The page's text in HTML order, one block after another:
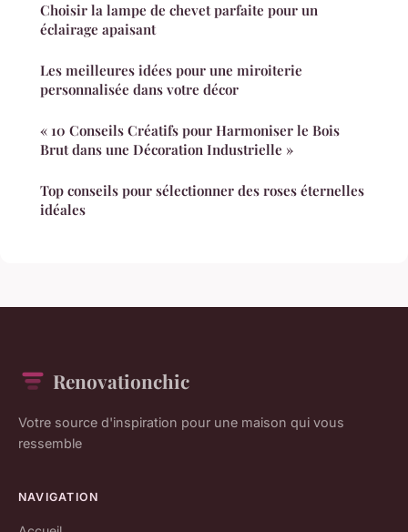
Choisir la lampe de chevet parfaite pour un
éclairage apaisant
Les meilleures idées pour une miroiterie
personnalisée dans votre décor
« 10 Conseils Créatifs pour Harmoniser le Bois
Brut dans une Décoration Industrielle »
Top conseils pour sélectionner des roses éternelles
idéales
Renovationchic
Votre source d'inspiration pour une maison qui vous
ressemble
NAVIGATION